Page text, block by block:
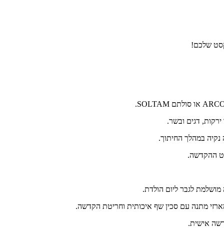
שלכם!
דגים ובשר.
במהלך החיתוך.
ההקדשה.
לגבר ליום הולדת.
מתנה עם סכין שף איכותית וחריטת הקדשה.
אישית.